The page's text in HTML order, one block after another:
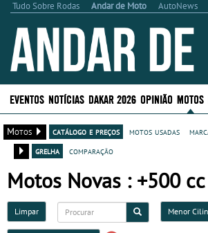
Tudo Sobre Rodas Andar de Moto AutoNews
EVENTOS NOTÍCIAS DAKAR 2026 OPINIÃO MOTOS
Motos catálogo e preços motos usadas
grelha
comparação
Motos Novas : +500
Limpar Menor